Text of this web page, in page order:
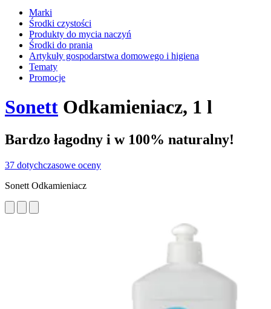
Marki
Środki czystości
Produkty do mycia naczyń
Środki do prania
Artykuły gospodarstwa domowego i higiena
Tematy
Promocje
Sonett Odkamieniacz, 1 l
Bardzo łagodny i w 100% naturalny!
37 dotychczasowe oceny
Sonett Odkamieniacz